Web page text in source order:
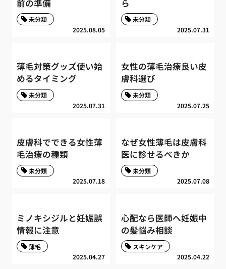
前の準備
2025.08.05
未分類
ら
2025.07.31
未分類
薄毛対策グッズ使い始
めるタイミング
2025.07.31
未分類
女性の薄毛治療良い皮
膚科選び
2025.07.25
未分類
皮膚科でできる女性薄
毛治療の種類
2025.07.18
未分類
なぜ女性薄毛は皮膚科
医に診せるべきか
2025.07.08
未分類
ミノキシジルと妊娠誤
情報に注意
2025.04.27
薄毛
心配なら医師へ妊娠中
の髪悩み相談
2025.04.22
スキンケア